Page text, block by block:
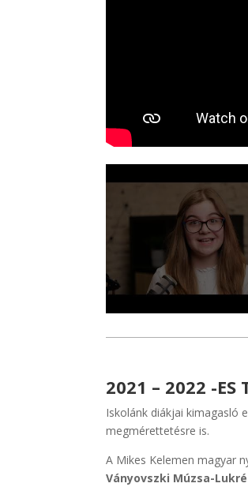
2021 – 2022 -ES
Iskolánk diákjai kimagasló
megmérettetésre is.
A Mikes Kelemen magyar
Ványovszki Múzsa-